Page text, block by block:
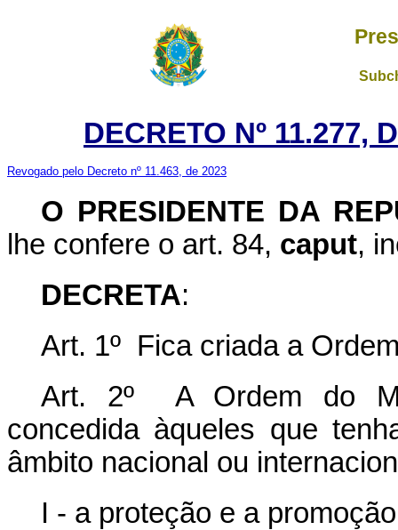
DECRETO Nº 11.277,
Revogado pelo Decreto nº 11.463, de 2023
O PRESIDENTE DA
lhe confere o art. 84, caput,
DECRETA:
Art. 1º Fica criada a
Art. 2º A Ordem do
concedida àqueles que
âmbito nacional ou
I - a proteção e a